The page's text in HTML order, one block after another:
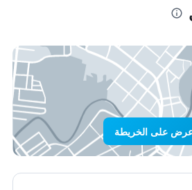
على الخريطة